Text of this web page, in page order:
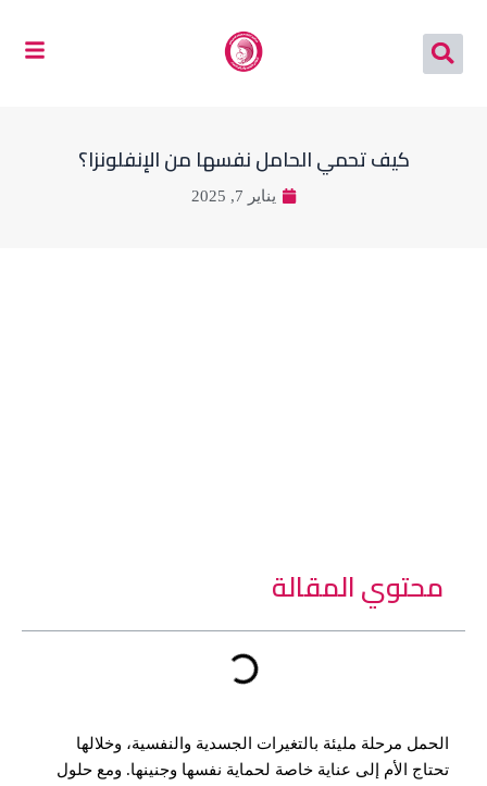
المحتوى
كيف تحمي الحامل نفسها من الإنفلونزا؟
يناير 7, 2025
محتوي المقالة
الحمل مرحلة مليئة بالتغيرات الجسدية والنفسية، وخلالها
تحتاج الأم إلى عناية خاصة لحماية نفسها وجنينها. ومع حلول